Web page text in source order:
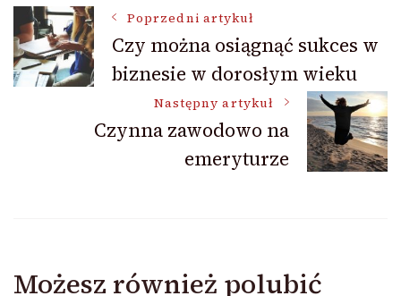
Nawigacja
wpisu
Poprzedni artykuł
Czy można osiągnąć sukces w
biznesie w dorosłym wieku
Następny artykuł
Czynna zawodowo na
emeryturze
Możesz również polubić